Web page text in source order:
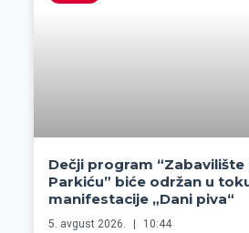
Dečji program “Zabavilište
Parkiću” biće održan u
manifestacije „Dani piva“
5. avgust 2026. 10:44